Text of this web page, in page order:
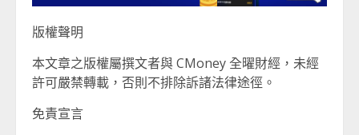
版權聲明
本文章之版權屬撰文者與 CMoney 全曜財經，未經
許可嚴禁轉載，否則不排除訴諸法律途徑。
免責宣言